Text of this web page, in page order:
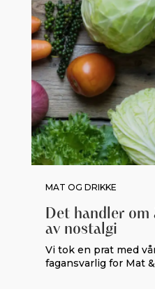
MAT OG DRIKKE
Det handler om
av nostalgi
Vi tok en prat med
fagansvarlig for Mat